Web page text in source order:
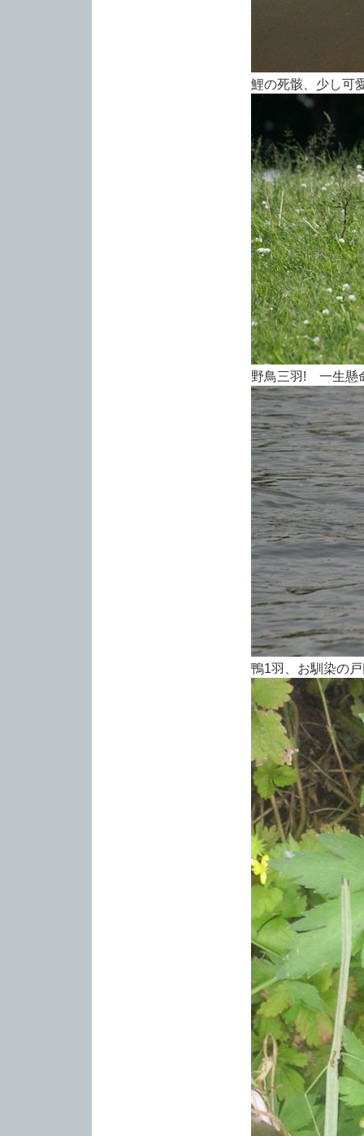
鯉の死骸、少し可
野鳥三羽! 一生懸
鴨1羽、お馴染の